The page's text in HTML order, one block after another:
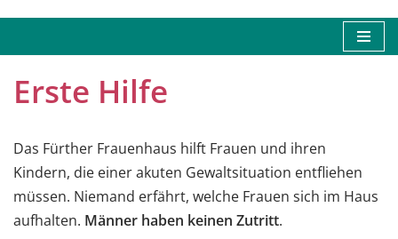
Erste Hilfe
Das Fürther Frauenhaus hilft Frauen und ihren
Kindern, die einer akuten Gewaltsituation entfliehen
müssen. Niemand erfährt, welche Frauen sich im Haus
aufhalten. Männer haben keinen Zutritt.